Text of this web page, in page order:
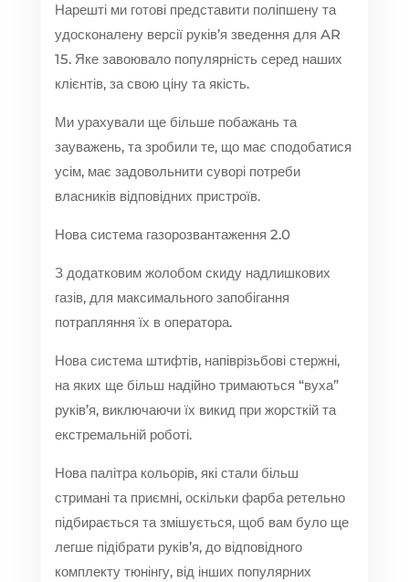
Нарешті ми готові представити поліпшену та
удосконалену версії руків’я зведення для AR
15. Яке завоювало популярність серед наших
клієнтів, за свою ціну та якість.
Ми урахували ще більше побажань та
зауважень, та зробили те, що має сподобатися
усім, має задовольнити суворі потреби
власників відповідних пристроїв.
Нова система газорозвантаження 2.0
З додатковим жолобом скиду надлишкових
газів, для максимального запобігання
потрапляння їх в оператора.
Нова система штифтів, напіврізьбові стержні,
на яких ще більш надійно тримаються “вуха”
руків’я, виключаючи їх викид при жорсткій та
екстремальній роботі.
Нова палітра кольорів, які стали більш
стримані та приємні, оскільки фарба ретельно
підбирається та змішується, щоб вам було ще
легше підібрати руків’я, до відповідного
комплекту тюнінгу, від інших популярних